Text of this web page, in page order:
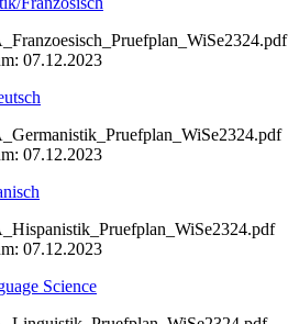
07.12.2023
07.12.2023
07.12.2023
Science